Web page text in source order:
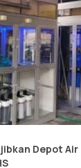
Depot Air